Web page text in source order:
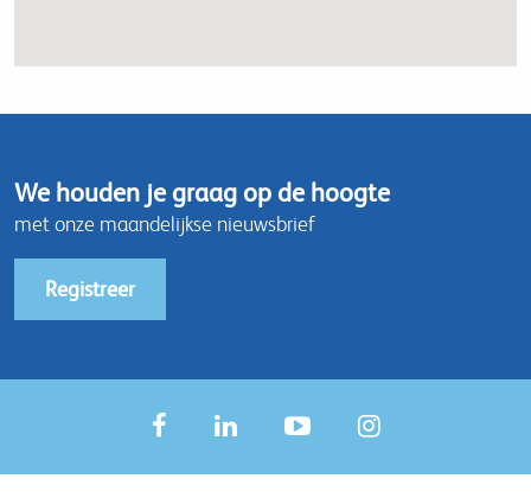
We houden je graag op de hoogte
met onze maandelijkse nieuwsbrief
Registreer